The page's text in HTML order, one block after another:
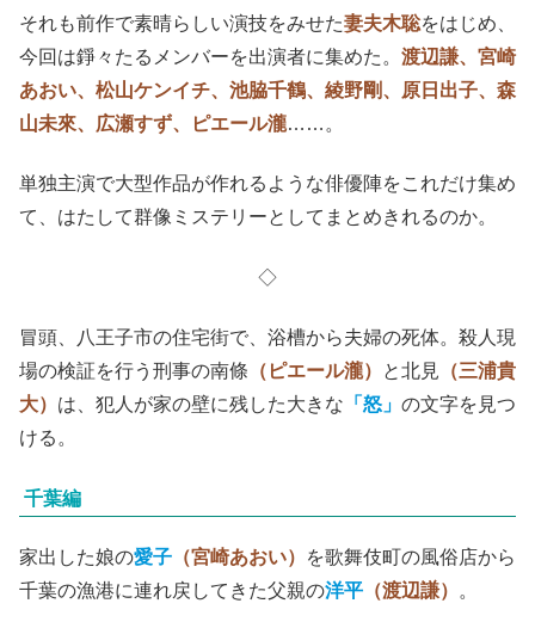
それも前作で素晴らしい演技をみせた妻夫木聡をはじめ、
今回は錚々たるメンバーを出演者に集めた。 渡辺謙、宮崎
あおい、松山ケンイチ、池脇千鶴、綾野剛、原日出子、森
山未來、広瀬すず、ピエール瀧……。
単独主演で大型作品が作れるような俳優陣をこれだけ集め
て、はたして群像ミステリーとしてまとめきれるのか。
◇
冒頭、八王子市の住宅街で、浴槽から夫婦の死体。殺人現
場の検証を行う刑事の南條 （ピエール瀧） と北見 （三浦貴
大） は、犯人が家の壁に残した大きな 「怒」 の文字を見つ
ける。
千葉編
家出した娘の愛子 （宮崎あおい）
を歌舞伎町の風俗店から
千葉の漁港に連れ戻してきた父親の洋平 （渡辺謙） 。